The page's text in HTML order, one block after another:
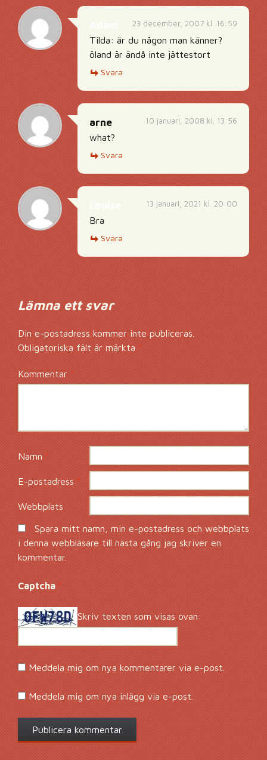
23 december, 2007 kl. 16:59
Tilda: är du någon man känner?
öland är ändå inte jättestort
Svara
10 januari, 2008 kl. 13:56
arne
what?
Svara
13 januari, 2021 kl. 20:00
Bra
Svara
Lämna ett svar
Din e-postadress kommer inte publiceras.
Obligatoriska fält är märkta*
Kommentar*
Namn*
E-postadress*
Webbplats
Spara mitt namn, min e-postadress och webbplats
i denna webbläsare till nästa gång jag skriver en
kommentar.
Captcha*
Skriv texten som visas ovan:
Meddela mig om nya kommentarer via e-post.
Meddela mig om nya inlägg via e-post.